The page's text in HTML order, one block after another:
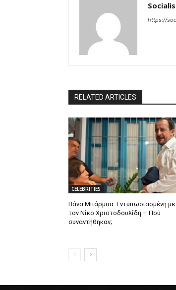
https://
RELATED ARTICLES
CELEBRITIES
Βάνα Μπάρμπα: Εντυπωσιασμένη με
τον Νίκο Χριστοδουλίδη – Πού
συναντήθηκαν;